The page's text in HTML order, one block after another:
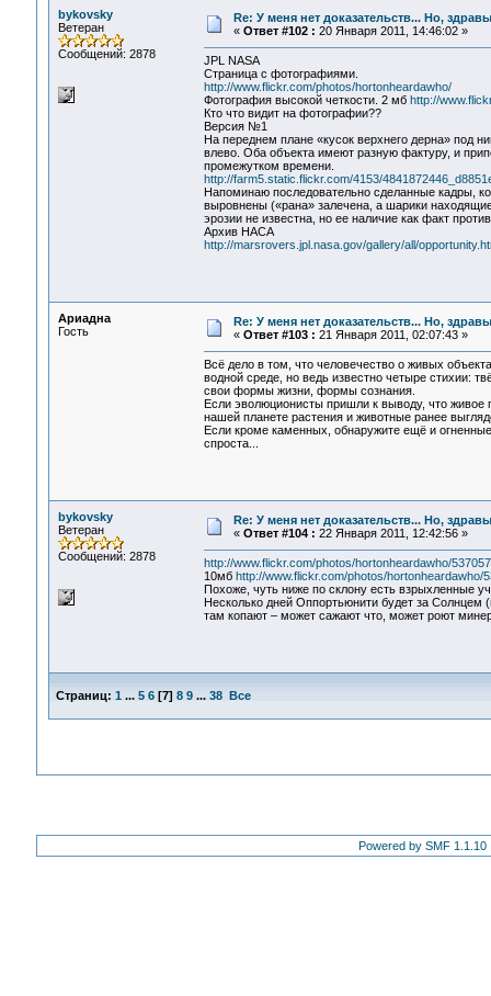
bykovsky
Ветеран
Сообщений: 2878
Re: У меня нет доказательств... Но,
« Ответ #102 : 20 Января 2011, 14:46:02 »
JPL NASA
Страница с фотографиями.
http://www.flickr.com/photos/hortonheardawho/
Фотография высокой четкости. 2 мб http://
Кто что видит на фотографии??
Версия №1
На переднем плане «кусок верхнего дерна» под
влево. Оба объекта имеют разную фактуру, и
промежутком времени.
http://farm5.static.flickr.com/4153/
Напоминаю последовательно сделанные кадры,
выровнены («рана» залечена, а шарики
эрозии не известна, но ее наличие как факт
Архив НАСА
http://marsrovers.jpl.nasa.gov/gallery/all/
Ариадна
Гость
Re: У меня нет доказательств... Но,
« Ответ #103 : 21 Января 2011, 02:07:43 »
Всё дело в том, что человечество о живых
водной среде, но ведь известно четыре стихии:
свои формы жизни, формы сознания.
Если эволюционисты пришли к выводу, что
нашей планете растения и животные ранее
Если кроме каменных, обнаружите ещё и
спроста...
bykovsky
Ветеран
Сообщений: 2878
Re: У меня нет доказательств... Но,
« Ответ #104 : 22 Января 2011, 12:42:56 »
http://www.flickr.com/photos/hortonheardawho/
10мб http://www.flickr.com/photos/hortonheardawho/
Похоже, чуть ниже по склону есть взрыхленные
Несколько дней Оппортьюнити будет за Солнцем
там копают – может сажают что, может роют
Страниц: 1 ... 5 6[7] 8 9 ... 38 Все
Powered by SMF 1.1.10